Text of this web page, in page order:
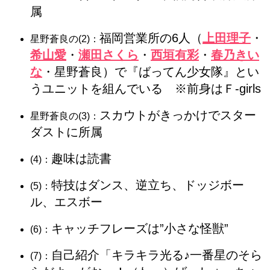
属
星野蒼良の(2)： 福岡営業所の6人（上田理子 ・
希山愛 ・ 瀬田さくら ・ 西垣有彩 ・ 春乃きい
な ・星野蒼良）で『ばってん少女隊』とい
うユニットを組んでいる ※前身はＦ-girls
星野蒼良の(3)： スカウトがきっかけでスター
ダストに所属
(4)： 趣味は読書
(5)： 特技はダンス、逆立ち、ドッジボー
ル、エスボー
(6)： キャッチフレーズは”小さな怪獣”
(7)： 自己紹介「キラキラ光る♪一番星のそら